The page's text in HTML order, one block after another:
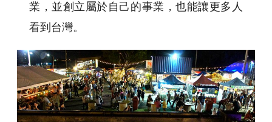
業，並創立屬於自己的事業，也能讓更多人
看到台灣。